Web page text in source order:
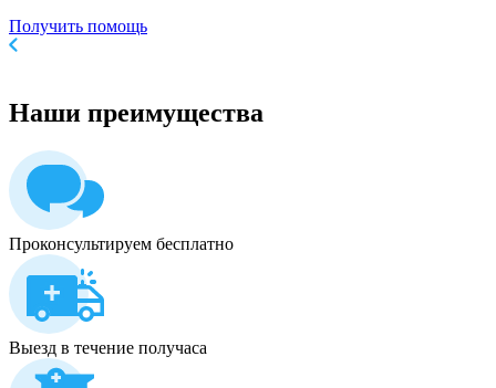
Получить помощь
Наши преимущества
Проконсультируем бесплатно
Выезд в течение получаса